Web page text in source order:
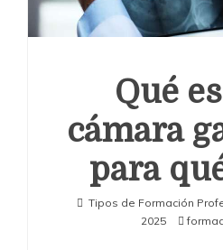
Qué
cámara
para
Tipos de Formación
2025